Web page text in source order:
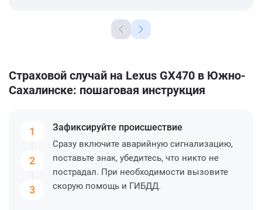
Страховой случай на Lexus GX470 в Южно-
Сахалинске: пошаговая инструкция
1
2
3
Зафиксируйте происшествие
Сразу включите аварийную сигнализацию,
поставьте знак, убедитесь, что никто не
пострадал. При необходимости вызовите
скорую помощь и ГИБДД.